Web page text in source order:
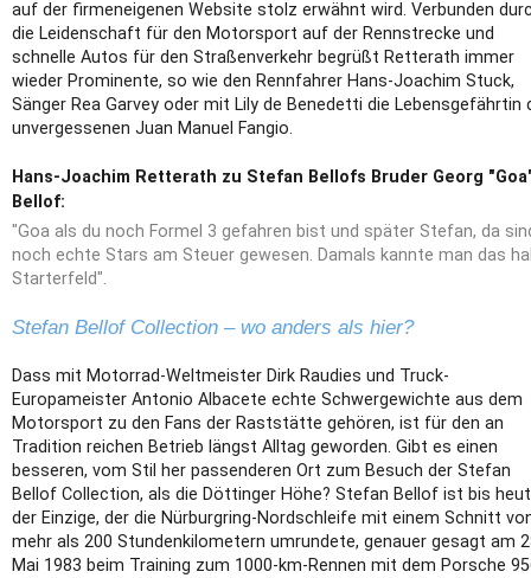
auf der firmeneigenen Website stolz erwähnt wird. Verbunden
die Leidenschaft für den Motorsport auf der Rennstrecke und
schnelle Autos für den Straßenverkehr begrüßt Retterath immer
wieder Prominente, so wie den Rennfahrer Hans-Joachim Stuck,
Sänger Rea Garvey oder mit Lily de Benedetti die Lebensgefährtin
unvergessenen Juan Manuel Fangio.
Hans-Joachim Retterath zu Stefan Bellofs Bruder Georg
Bellof:
"Goa als du noch Formel 3 gefahren bist und später Stefan, da
noch echte Stars am Steuer gewesen. Damals kannte man das
Starterfeld".
Stefan Bellof Collection – wo anders als hier?
Dass mit Motorrad-Weltmeister Dirk Raudies und Truck-
Europameister Antonio Albacete echte Schwergewichte aus dem
Motorsport zu den Fans der Raststätte gehören, ist für den an
Tradition reichen Betrieb längst Alltag geworden. Gibt es einen
besseren, vom Stil her passenderen Ort zum Besuch der Stefan
Bellof Collection, als die Döttinger Höhe? Stefan Bellof ist bis
der Einzige, der die Nürburgring-Nordschleife mit einem Schnitt
mehr als 200 Stundenkilometern umrundete, genauer gesagt am
Mai 1983 beim Training zum 1000-km-Rennen mit dem Porsche